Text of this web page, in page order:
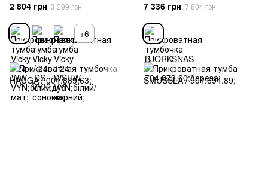
2 804 грн 3 299 грн
+6
704.073.60;береза;
7 336 грн 7 804 грн